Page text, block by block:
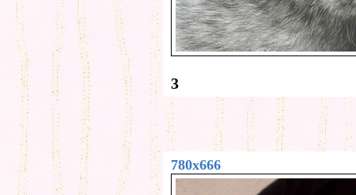
3
780x666